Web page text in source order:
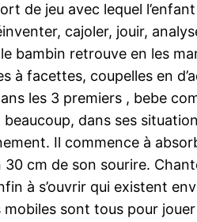
de jeu avec lequel
cajoler, jouir,
bambin retrouve en les
facettes, coupelles en
les 3 premiers , bebe
dans ses
Il commence à
cm de son sourire.
à s’ouvrir qui existent
sont tous pour